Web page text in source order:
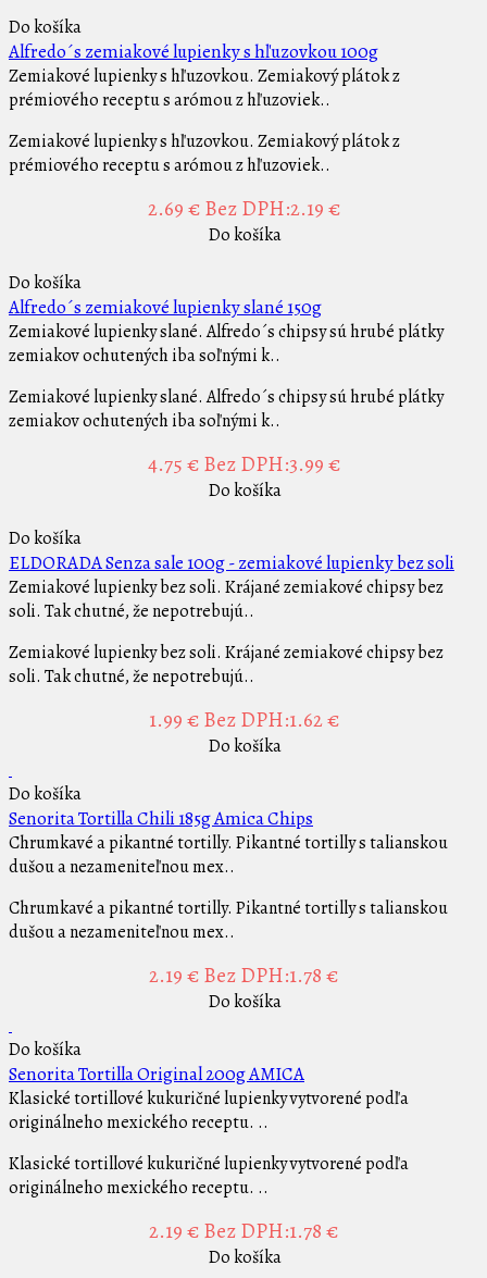
Do košíka
Alfredo´s zemiakové lupienky s hľuzovkou 100g
Zemiakové lupienky s hľuzovkou. Zemiakový plátok z
prémiového receptu s arómou z hľuzoviek..
Zemiakové lupienky s hľuzovkou. Zemiakový plátok z
prémiového receptu s arómou z hľuzoviek..
2.69 € Bez DPH:2.19 €
Do košíka
Do košíka
Alfredo´s zemiakové lupienky slané 150g
Zemiakové lupienky slané. Alfredo´s chipsy sú hrubé plátky
zemiakov ochutených iba soľnými k..
Zemiakové lupienky slané. Alfredo´s chipsy sú hrubé plátky
zemiakov ochutených iba soľnými k..
4.75 € Bez DPH:3.99 €
Do košíka
Do košíka
ELDORADA Senza sale 100g - zemiakové lupienky bez soli
Zemiakové lupienky bez soli. Krájané zemiakové chipsy bez
soli. Tak chutné, že nepotrebujú..
Zemiakové lupienky bez soli. Krájané zemiakové chipsy bez
soli. Tak chutné, že nepotrebujú..
1.99 € Bez DPH:1.62 €
Do košíka
Do košíka
Senorita Tortilla Chili 185g Amica Chips
Chrumkavé a pikantné tortilly. Pikantné tortilly s talianskou
dušou a nezameniteľnou mex..
Chrumkavé a pikantné tortilly. Pikantné tortilly s talianskou
dušou a nezameniteľnou mex..
2.19 €Bez DPH:1.78 €
Do košíka
Do košíka
Senorita Tortilla Original 200g AMICA
Klasické tortillové kukuričné lupienky vytvorené podľa
originálneho mexického receptu. ..
Klasické tortillové kukuričné lupienky vytvorené podľa
originálneho mexického receptu. ..
2.19 €Bez DPH:1.78 €
Do košíka